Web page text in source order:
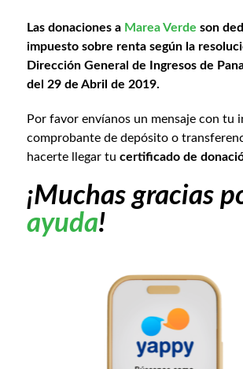
Las donaciones a Marea Verde son
impuesto sobre renta según la
Dirección General de Ingresos de
del 29 de Abril de 2019.
Por favor envíanos un mensaje con tu
comprobante de depósito o
hacerte llegar tu certificado de
¡Muchas gracias
ayuda!